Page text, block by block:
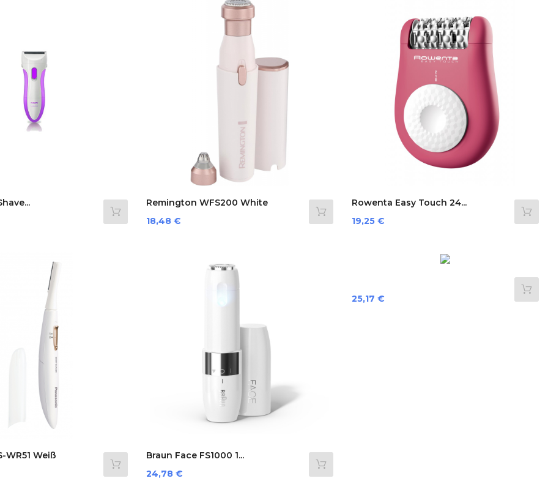
Remington WFS200 White
Preis
18,48 €
Rowenta Easy Touch 24...
Preis
19,25 €
WR51 Weiß
Braun Face FS1000 1...
Preis
24,78 €
Preis
25,17 €